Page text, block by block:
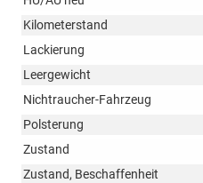
Kilometerstand
Lackierung
Leergewicht
Nichtraucher-Fahrzeug
Polsterung
Zustand
Zustand, Beschaffenheit